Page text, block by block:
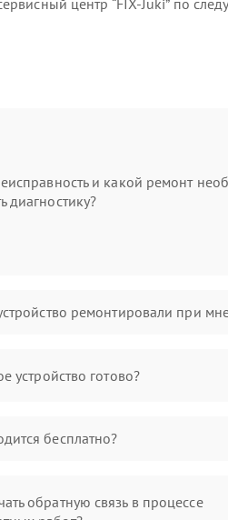
центр “FIX-Juki” по
и какой ремонт
диагностику?
ремонтировали при
устройство готово?
бесплатно?
обратную связь в процессе